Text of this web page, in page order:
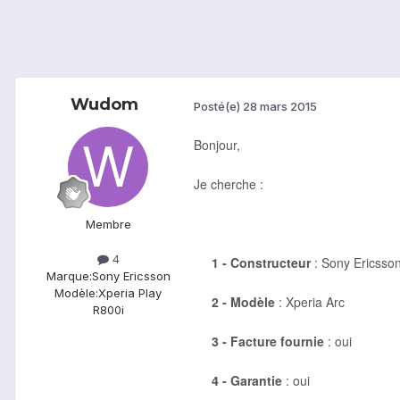
Wudom
Membre
4
Marque:Sony Ericsson
Modèle:Xperia Play
R800i
Posté(e) 28 mars 2015
Bonjour,
Je cherche :
1 - Constructeur: Sony
2 - Modèle : Xperia Arc
3 - Facture fournie : oui
4 - Garantie : oui